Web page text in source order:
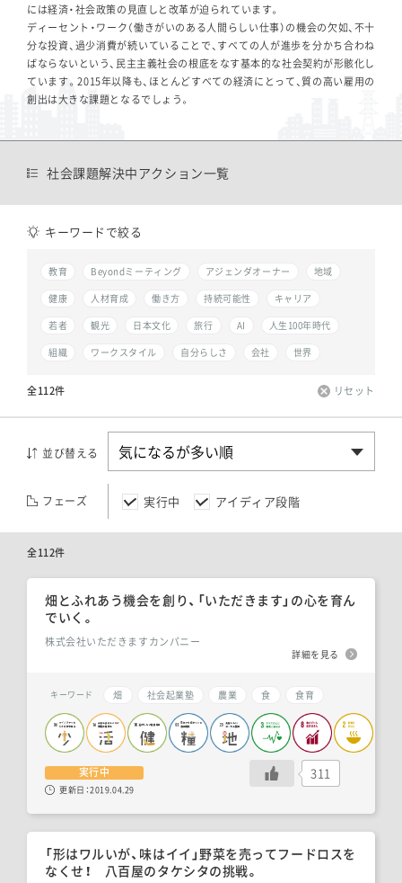
には経済・社会政策の見直しと改革が迫られています。
ディーセント・ワーク（働きがいのある人間らしい仕事）の機会の欠如、不十
分な投資、過少消費が続いていることで、すべての人が進歩を分かち合わね
ばならないという、民主主義社会の根底をなす基本的な社会契約が形骸化し
ています。2015年以降も、ほとんどすべての経済にとって、質の高い雇用の
創出は大きな課題となるでしょう。
社会課題解決中アクション一覧
キーワードで絞る
教育 Beyondミーティング アジェンダオーナー
地域
健康
人材育成 働き方 持続可能性
キャリア
若者
観光 日本文化 旅行 AI
人生100年時代
組織
ワークスタイル 自分らしさ 会社 世界
全112件 リセット
並び替える
フェーズ 実行中 アイディア段階
全112件
「形はワルいが、味はイイ」野菜を売ってフードロスを
なくせ！ 八百屋のタケシタの挑戦。
畑とふれあう機会を創り、「いただきます」の心を育ん
でいく。
株式会社いただきますカンパニー
詳細を見る
キーワード 畑 社会起業塾 農業 食 食育
実行中
更新日：2019.04.29
311